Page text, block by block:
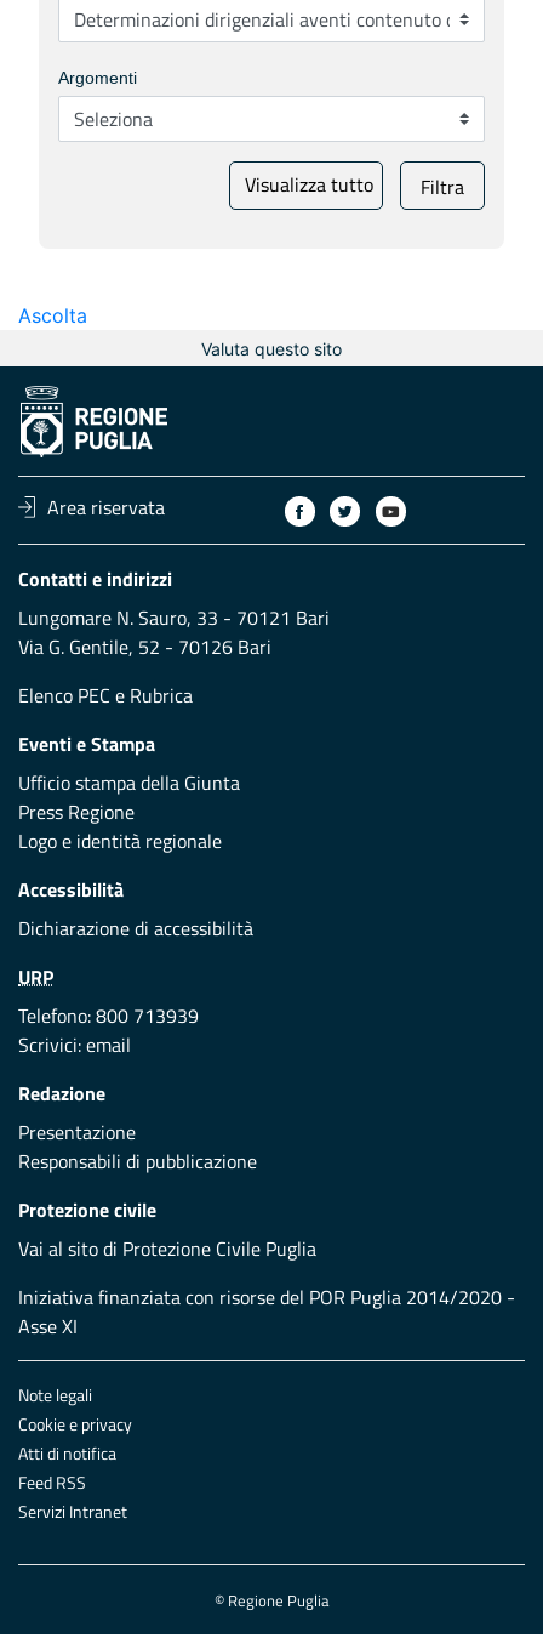
Argomenti
Visualizza tutto Filtra
Ascolta
Valuta questo sito
Area riservata
Contatti e indirizzi
Lungomare N. Sauro, 33 - 70121 Bari
Via G. Gentile, 52 - 70126 Bari
Elenco PEC e Rubrica
Eventi e Stampa
Ufficio stampa della Giunta
Press Regione
Logo e identità regionale
Accessibilità
Dichiarazione di accessibilità
URP
Telefono: 800 713939
Scrivici:email
Redazione
Presentazione
Responsabili di pubblicazione
Protezione civile
Vai al sito di Protezione Civile Puglia
Iniziativa finanziata con risorse del POR Puglia 2014/2020 -
Asse XI
Note legali
Cookie e privacy
Atti di notifica
Feed RSS
Servizi Intranet
© Regione Puglia